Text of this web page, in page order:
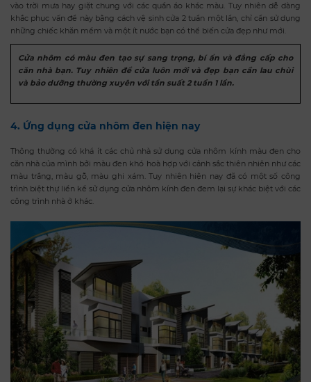
vào trời mưa hay giặt chung với các quần áo khác màu. Tuy nhiên dễ dàng
khắc phục vấn đề này bằng cách vệ sinh cửa 2 tuần một lần, chỉ cần sử dụng
những chiếc khăn mềm và một ít nước bạn có thể biến cửa đẹp như mới.
Cửa nhôm có màu đen tạo sự sang trọng, bí ẩn và đẳng cấp cho
căn nhà bạn. Tuy nhiên để cửa luôn mới và đẹp bạn cần lau chùi
và bảo dưỡng thường xuyên với tần suất 2 tuần 1 lần.
4. Ứng dụng cửa nhôm đen hiện nay
Thông thường có khá ít các chủ nhà sử dụng cửa nhôm kính màu đen cho
căn nhà của mình bởi màu đen khó hoà hợp với cảnh sắc thiên nhiên như các
màu trắng, màu gỗ, màu ghi xám. Tuy nhiên hiện nay đã có một số công
trình biệt thự liền kề sử dụng cửa nhôm kính đen đem lại sự khác biệt với các
công trình nhà ở khác.